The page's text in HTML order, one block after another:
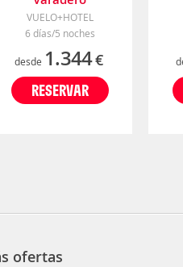
VUELO+HOTEL
6 días/5 noches
desde 1.344€
RESERVAR
ofertas